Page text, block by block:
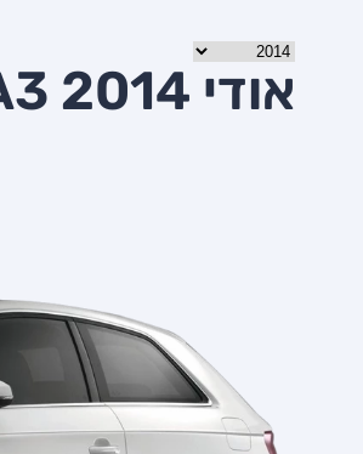
אודי A3 2014 יד שניה